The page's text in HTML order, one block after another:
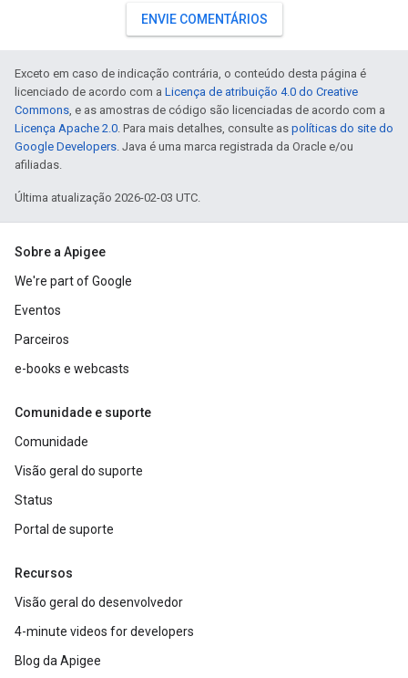
ENVIE COMENTÁRIOS
Exceto em caso de indicação contrária, o conteúdo desta página é
licenciado de acordo com a Licença de atribuição 4.0 do Creative
Commons , e as amostras de código são licenciadas de acordo com a
Licença Apache 2.0 . Para mais detalhes, consulte as políticas do site do
Google Developers . Java é uma marca registrada da Oracle e/ou
afiliadas.
Última atualização 2026-02-03 UTC.
Sobre a Apigee
We're part of Google
Eventos
Parceiros
e-books e webcasts
Comunidade e suporte
Comunidade
Visão geral do suporte
Status
Portal de suporte
Recursos
Visão geral do desenvolvedor
4-minute videos for developers
Blog da Apigee